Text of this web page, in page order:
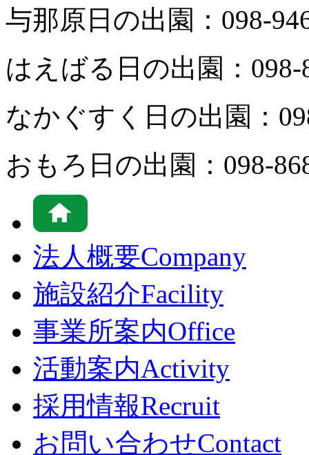
与那原日の出園： 098-
はえばる日の出園： 098-
なかぐすく日の出園：
おもろ日の出園： 098-
法人概要Company
施設紹介Facility
事業所案内Office
活動案内Activity
採用情報Recruit
お問い合わせContact